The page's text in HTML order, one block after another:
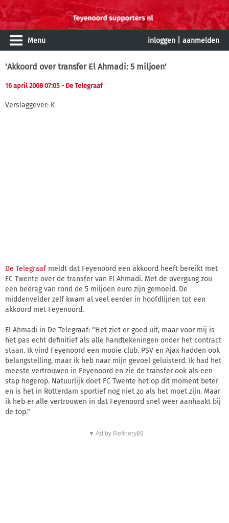
Menu inloggen aanmelden
'Akkoord over transfer El Ahmadi: 5 miljoen'
16 april 2008 07:05 - De Telegraaf
Verslaggever: K
De Telegraafmeldt dat Feyenoord een akkoord heeft bereikt met
FC Twente over de transfer van El Ahmadi. Met de overgang zou
een bedrag van rond de 5 miljoen euro zijn gemoeid. De
middenvelder zelf kwam al veel eerder in hoofdlijnen tot een
akkoord met Feyenoord.
El Ahmadi in De Telegraaf: "Het ziet er goed uit, maar voor mij is
het pas echt definitief als alle handtekeningen onder het contract
staan. Ik vind Feyenoord een mooie club. PSV en Ajax hadden ook
belangstelling, maar ik heb naar mijn gevoel geluisterd. Ik had het
meeste vertrouwen in Feyenoord en zie de transfer ook als een
stap hogerop. Natuurlijk doet FC Twente het op dit moment beter
en is het in Rotterdam sportief nog niet zo als het moet zijn. Maar
ik heb er alle vertrouwen in dat Feyenoord snel weer aanhaakt bij
de top."
▼ Ad by Refinery89